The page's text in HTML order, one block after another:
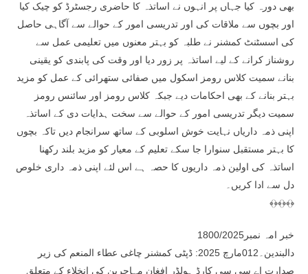
بھی دورہ کیا جہاں پر انہوں نے اساتذہ کا حاضری رجسٹرڈ کو چیک کیا
اور بچوں سے ملاقات کی اور تدریسی امور کے حوالے سے آگاہی حاصل
کی اسسٹنٹ کمشنر نے طلبہ کو بہتر معنوں میں تعلیمی عمل سے
روشناز کرانے کے لیے اساتذہ پر زور دیا اور وقت کی پابندی کو یقینی
بنانے سمیت کلاس رومز اسکول میں صفائی ستھرائی کے عمل کو مزید
بہتر بنانے کے بھی احکامات دیے جبکہ کلاس رومز اور سائنس رومز
سمیت دیگر تدریسی امور کے حوالے سے سخت ہدایات دی کے اساتذہ
اپنی ذمہ داریاں نہایت خوش اسلوبی کے ساتھ سرانجام دیں تاکہ بچوں
کا بہتر مستقبل سنوارا جا سکے تعلیم کے معیار کو مزید بلند رکھنا
اساتذہ کی اولین ذمہ داریوں کا حصہ ہے اس لئے اپنی ذمہ داری خلوص
دل سے ادا کریں۔
﴾﴿﴾﴿﴾﴿
خبر امہ نمبر1800/2025
دالبندین۔012مارچ 2025: ڈپٹی کمشنر چاغی عطاء المنعم کی زیر
صدارت اے سی سی کارڈ ہولڈر افغان مہاجرین کی انخلاء کے متعلق